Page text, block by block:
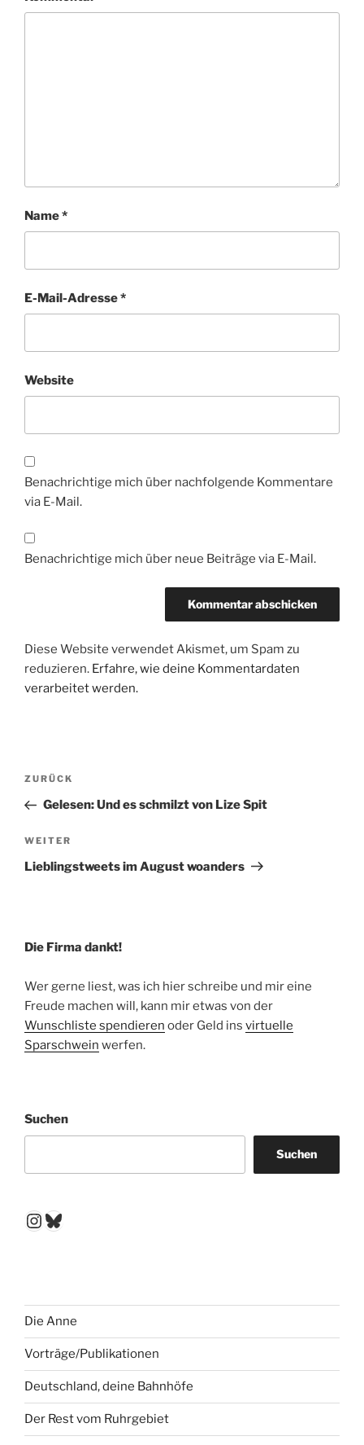
Name*
E-Mail-Adresse*
Website
Benachrichtige mich über nachfolgende Kommentare
via E-Mail.
Benachrichtige mich über neue Beiträge via E-Mail.
Diese Website verwendet Akismet, um Spam zu
reduzieren. Erfahre, wie deine Kommentardaten
verarbeitet werden.
Beitragsnavigation
Vorheriger
Beitrag
ZURÜCK
Gelesen: Und es schmilzt von Lize Spit
Nächster
Beitrag
WEITER
Lieblingstweets im August woanders
Die Firma dankt!
Wer gerne liest, was ich hier schreibe und mir eine
Freude machen will, kann mir etwas von der
Wunschliste spendieren oder Geld ins virtuelle
Sparschwein werfen.
Suchen
Suchen
Instagram
Bluesky
Die Anne
Vorträge/Publikationen
Deutschland, deine Bahnhöfe
Der Rest vom Ruhrgebiet